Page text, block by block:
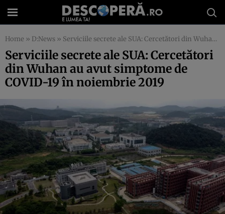
Home » D:News » Serviciile secrete ale SUA: Cercetători din Wuhan au avut simptome de COVID-19 în noiembrie 2019
Serviciile secrete ale SUA: Cercetători
din Wuhan au avut simptome de
COVID-19 în noiembrie 2019